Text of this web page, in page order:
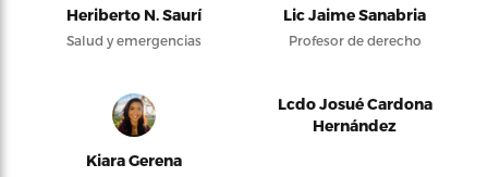
Heriberto N. Saurí
Salud y emergencias
Lic Jaime Sanabria
Profesor de derecho
Kiara Gerena
Lcdo Josué Cardona
Hernández